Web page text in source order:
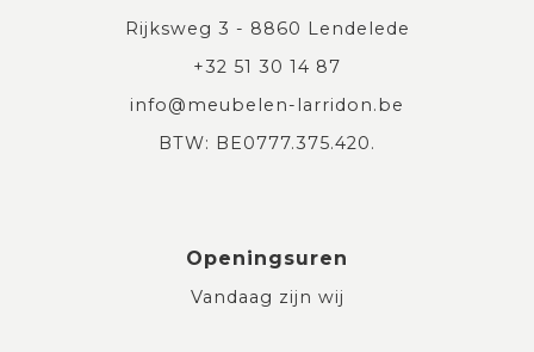
Rijksweg 3 - 8860 Lendelede
+32 51 30 14 87
info@meubelen-larridon.be
BTW: BE0777.375.420.
Openingsuren
Vandaag zijn wij